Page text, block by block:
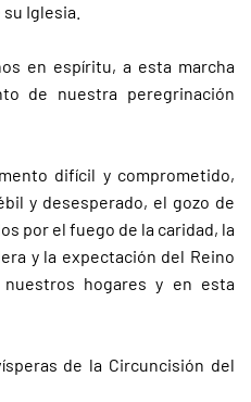
Iglesia.
en espíritu, a esta marcha
de nuestra peregrinación
difícil y comprometido,
y desesperado, el gozo de
por el fuego de la caridad, la
y la expectación del Reino
hogares y en esta
de la Circuncisión del